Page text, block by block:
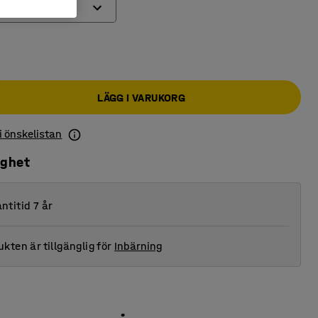
LÄGG I VARUKORG
önskelistan
7 år
är tillgänglig för Inbärning